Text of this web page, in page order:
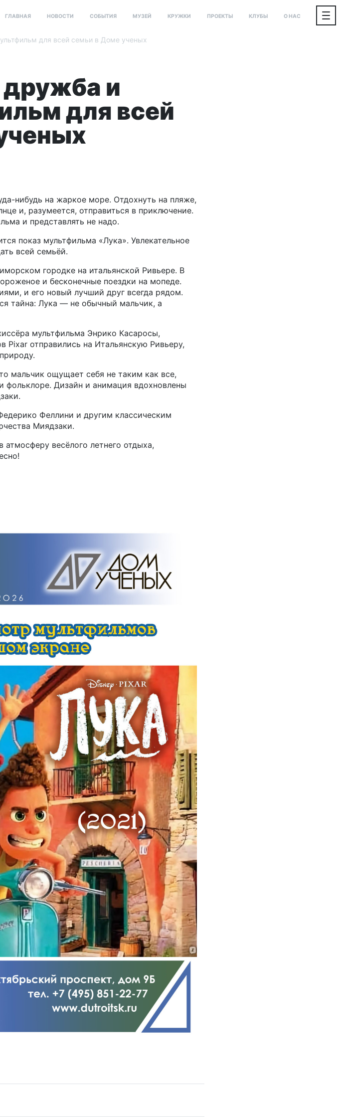
ГЛАВНАЯ НОВОСТИ СОБЫТИЯ МУЗЕЙ КРУЖКИ ПРОЕКТЫ КЛУБЫ О НАС
для всей семьи в Доме ученых
и
для всей
нибудь на жаркое море. Отдохнуть на пляже,
и, разумеется, отправиться в приключение.
и представлять не надо.
показ мультфильма «Лука». Увлекательное
всей семьёй.
городке на итальянской Ривьере. В
и бесконечные поездки на мопеде.
и его новый лучший друг всегда рядом.
тайна: Лука — не обычный мальчик, а
мультфильма Энрико Касаросы,
Pixar отправились на Итальянскую Ривьеру,
мальчик ощущает себя не таким как все,
фольклоре. Дизайн и анимация вдохновлены
Феллини и другим классическим
Миядзаки.
весёлого летнего отдыха,